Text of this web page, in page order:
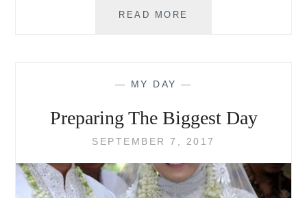
READ MORE
— MY DAY —
Preparing The Biggest Day
SEPTEMBER 7, 2017